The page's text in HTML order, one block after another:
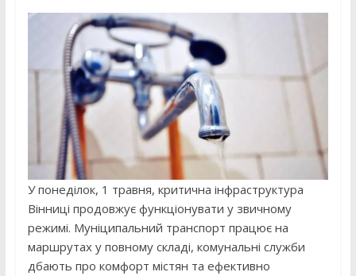
У понеділок, 1 травня, критична інфраструктура
Вінниці продовжує функціонувати у звичному
режимі. Муніципальний транспорт працює на
маршрутах у повному складі, комунальні служби
дбають про комфорт містян та ефективно